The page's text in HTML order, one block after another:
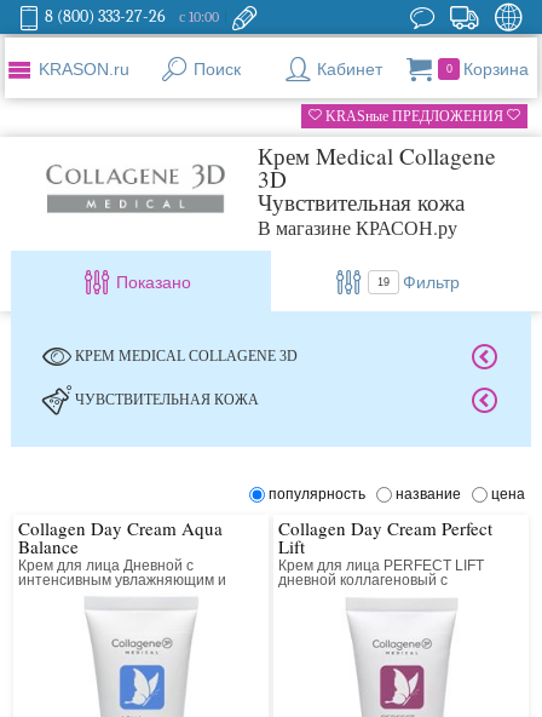
8 (800) 333-27-26 с 10:00
KRASON.ru Поиск Кабинет 0 Корзина
KRASные ПРЕДЛОЖЕНИЯ
Крем Medical Collagene
3D
Чувствительная кожа
В магазине КРАСОН.ру
Показано 19 Фильтр
КРЕМ MEDICAL COLLAGENE 3D
ЧУВСТВИТЕЛЬНАЯ КОЖА
популярность название цена
Collagen Day Cream Aqua
Balance
Крем для лица Дневной с
интенсивным увлажняющим и
лифтинг действием
Collagen Day Cream Perfect
Lift
Крем для лица PERFECT LIFT
дневной коллагеновый с
матриксилом